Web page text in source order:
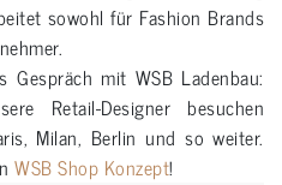
sowohl für Fashion Brands
Gespräch mit WSB Ladenbau:
Retail-Designer besuchen
Milan, Berlin und so weiter.
WSB Shop Konzept!